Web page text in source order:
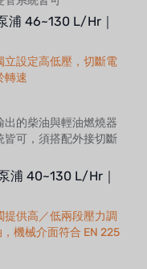
浦 46~130 L/Hr｜
立設定高低壓，切斷電
轉速
出的柴油與輕油燃燒器
皆可，須搭配外接切斷
浦 40~130 L/Hr｜
供高／低兩段壓力調
機械介面符合 EN 225